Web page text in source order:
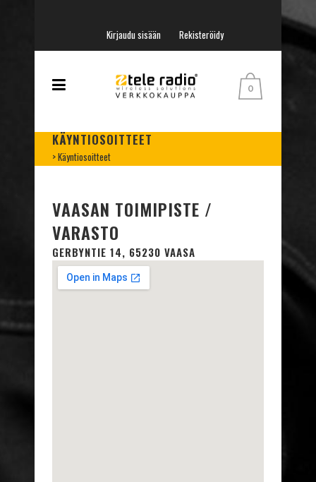
Kirjaudu sisään Rekisteröidy
0
KÄYNTIOSOITTEET
>Käyntiosoitteet
VAASAN TOIMIPISTE /
VARASTO
GERBYNTIE 14, 65230 VAASA